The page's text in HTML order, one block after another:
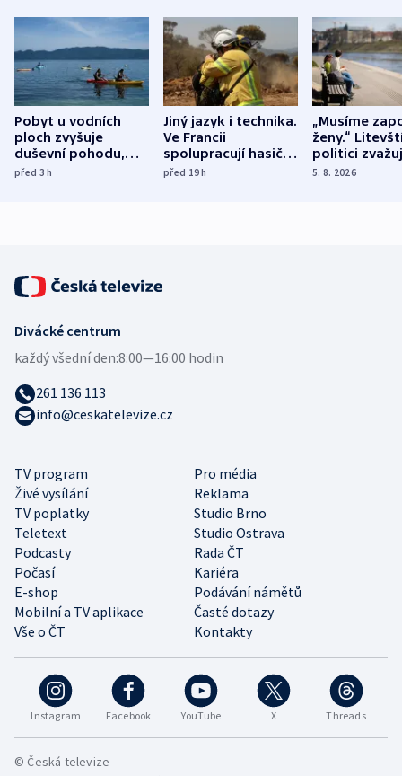
Pobyt u vodních
ploch zvyšuje
duševní pohodu,
ukázala
před 3h
Jiný jazyk i technika.
Ve Francii
spolupracují hasiči z
různých zemí
před 19h
„Musíme
ženy.“
politici
dohodu o
5. 8. 2026
Instagram Facebook YouTube X Threads
TV program
Pro média
Živé vysílání
Reklama
TV poplatky
Studio Brno
Teletext
Studio Ostrava
Podcasty
Rada ČT
Počasí
Kariéra
E-shop
Podávání námětů
Mobilní a TV aplikace
Časté dotazy
Vše o ČT
Kontakty
Divácké centrum
každý všední den:8:00—16:00 hodin
261 136 113
info@ceskatelevize.cz
© Česká televize